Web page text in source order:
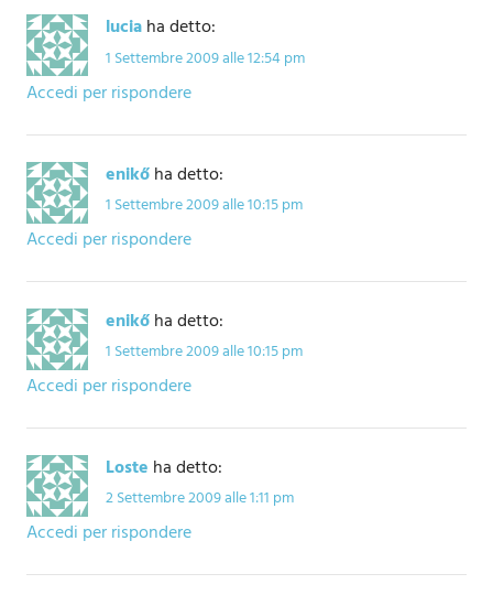
luciaha detto:
1 Settembre 2009 alle 12:54 pm
Accedi per rispondere
enikőha detto:
1 Settembre 2009 alle 10:15 pm
Accedi per rispondere
enikőha detto:
1 Settembre 2009 alle 10:15 pm
Accedi per rispondere
Loste ha detto:
2 Settembre 2009 alle 1:11 pm
Accedi per rispondere